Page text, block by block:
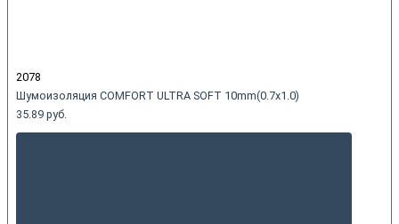
2078
Шумоизоляция COMFORT ULTRA SOFT 10mm(0.7x1.0)
35.89 руб.